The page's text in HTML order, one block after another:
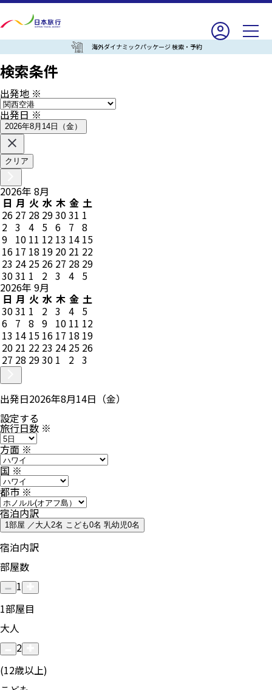
海外ダイナミックパッケージ 検索・予約
検索条件
出発地 ※
出発日※
2026年8月14日（金）
クリア
2026年 8月
日 月 火 水 木 金 土
26 27 28 293031 1
2 3 4 5 6 7 8
9 10 11 12 13 14 15
16 17 18 19 20 21 22
23 24 25 26 27 28 29
3031 1 2 3 4 5
2026年 9月
日 月 火 水 木 金 土
3031 1 2 3 4 5
6 7 8 9 10 11 12
13 14 15 16 17 18 19
20 21 22 23 24 25 26
27 28 2930 1 2 3
出発日2026年8月14日（金）
設定する
旅行日数 ※
方面※
国※
都市※
宿泊内訳
1部屋 ／大人2名 こども0名 乳幼児0名
宿泊内訳
部屋数
1
1部屋目
大人
2
(12歳以上)